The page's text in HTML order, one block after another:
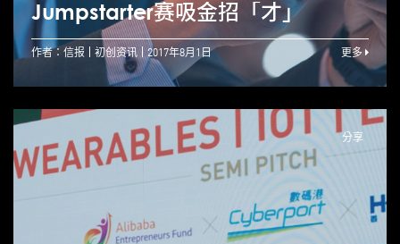
Jumpstarter赛吸金招「才」
作者：信报 初创资讯 2017年8月1日 更多
分享